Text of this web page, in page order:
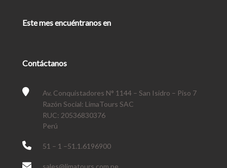
Este mes encuéntranos en
Contáctanos
Av. Conquistadores N° 1144 – San Isidro – Piso 7
Razón Social: LimaTours SAC
RUC: 20536830376
Perú
51 – 1 –51.1.6196900
sales@limatours.com.pe